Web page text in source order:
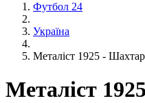
Футбол 24
Україна
Металіст 1925 -
Металіст